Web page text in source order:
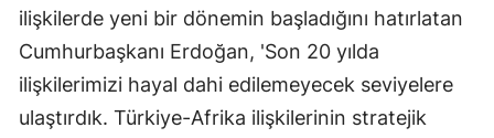
ilişkilerde yeni bir dönemin başladığını hatırlatan
Cumhurbaşkanı Erdoğan, 'Son 20 yılda
ilişkilerimizi hayal dahi edilemeyecek seviyelere
ulaştırdık. Türkiye-Afrika ilişkilerinin stratejik